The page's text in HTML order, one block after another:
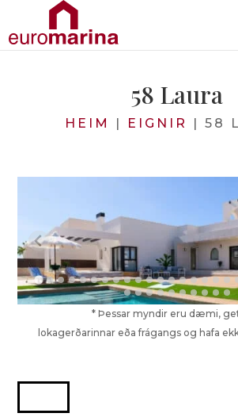
58 Laura
HEIM | EIGNIR | 58
* Þessar myndir eru dæmi,
lokagerðarinnar eða frágangs og hafa